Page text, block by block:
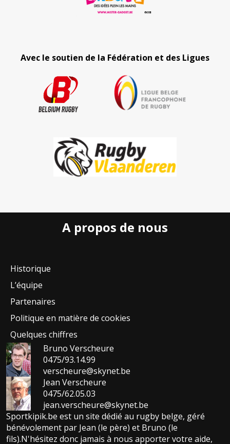
Avec le soutien de la Fédération et des Ligues
A propos de nous
Historique
L’équipe
Partenaires
Politique en matière de cookies
Quelques chiffres
Bruno Verscheure
0475/93.14.99
verscheure@skynet.be
Jean Verscheure
0475/62.05.03
jean.verscheure@skynet.be
Sportkipik.be est un site dédié au rugby belge, géré
bénévolement par Jean (le père) et Bruno (le
fils).N'hésitez donc jamais à nous apporter votre aide,